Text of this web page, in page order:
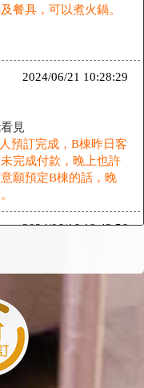
餐具，可以煮火鍋。
2024/06/21 10:28:29
見
預訂完成，B棟昨日客
完成付款，晚上也許
願預定B棟的話，晚
2024/06/16 18:43:56
見
酌收1000清潔費。麻
常會歸還，謝謝。
2023/10/14 23:35:11